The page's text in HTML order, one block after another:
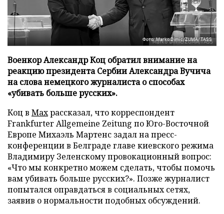
Фото: Marko Dimic/ZUMA/TASS
Военкор Александр Коц обратил внимание на
реакцию президента Сербии Александра Вучича
на слова немецкого журналиста о способах
«убивать больше русских».
Коц в Махрассказал, что корреспондент
Frankfurter Allgemeine Zeitung по Юго-Восточной
Европе Михаэль Мартенс задал на пресс-
конференции в Белграде главе киевского режима
Владимиру Зеленскому провокационный вопрос:
«Что мы конкретно можем сделать, чтобы помочь
вам убивать больше русских?». Позже журналист
попытался оправдаться в социальных сетях,
заявив о нормальности подобных обсуждений.